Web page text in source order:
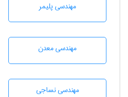
مهندسی پليمر
مهندسی معدن
مهندسي نساجی